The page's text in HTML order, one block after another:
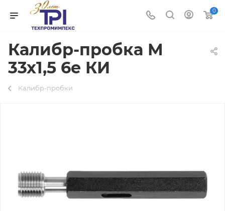
0
Калибр-пробка М
33х1,5 6e КИ
Калибр-пробки